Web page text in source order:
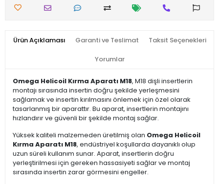
Ürün Açıklaması Garanti ve Teslimat Taksit Seçenekleri
Yorumlar
Omega Helicoil Kırma Aparatı M18, M18 dişli insertlerin
montajı sırasında insertin doğru şekilde yerleşmesini
sağlamak ve insertin kırılmasını önlemek için özel olarak
tasarlanmış bir aparattır. Bu aparat, insertlerin montajını
hızlandırır ve güvenli bir şekilde montaj sağlar.
Yüksek kaliteli malzemeden üretilmiş olan Omega Helicoil
Kırma Aparatı M18, endüstriyel koşullarda dayanıklı olup
uzun süreli kullanım sunar. Aparat, insertlerin doğru
yerleştirilmesi için gereken hassasiyeti sağlar ve montaj
sırasında insertin zarar görmesini engeller.